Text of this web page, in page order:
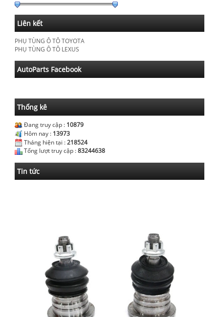
Liên kết
PHỤ TÙNG Ô TÔ TOYOTA
PHỤ TÙNG Ô TÔ LEXUS
AutoParts Facebook
Thống kê
Đang truy cập : 10879
Hôm nay : 13973
Tháng hiện tại :218524
Tổng lượt truy cập :83244638
Tin tức